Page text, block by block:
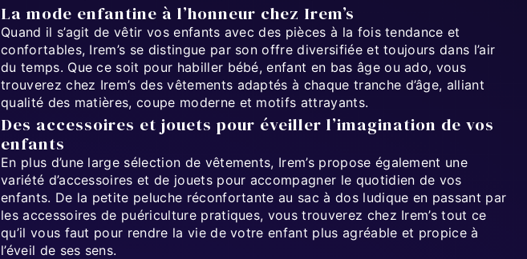
La mode enfantine à l’honneur chez Irem’s
Quand il s’agit de vêtir vos enfants avec des pièces à la fois tendance et
confortables, Irem’s se distingue par son offre diversifiée et toujours dans l’air
du temps. Que ce soit pour habiller bébé, enfant en bas âge ou ado, vous
trouverez chez Irem’s des vêtements adaptés à chaque tranche d’âge, alliant
qualité des matières, coupe moderne et motifs attrayants.
Des accessoires et jouets pour éveiller l’imagination de vos
enfants
En plus d’une large sélection de vêtements, Irem’s propose également une
variété d’accessoires et de jouets pour accompagner le quotidien de vos
enfants. De la petite peluche réconfortante au sac à dos ludique en passant par
les accessoires de puériculture pratiques, vous trouverez chez Irem’s tout ce
qu’il vous faut pour rendre la vie de votre enfant plus agréable et propice à
l’éveil de ses sens.